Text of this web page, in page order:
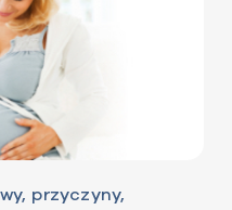
przyczyny,